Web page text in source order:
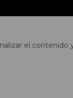
el contenido